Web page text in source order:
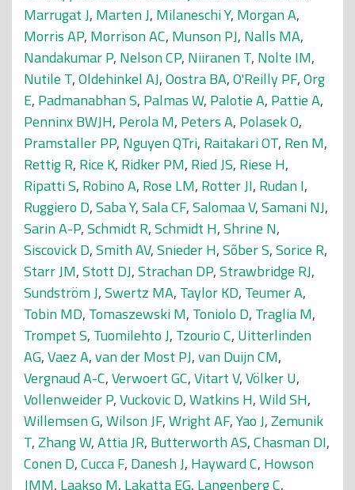
Marrugat J, Marten J, Milaneschi Y, Morgan A,
Morris AP, Morrison AC, Munson PJ, Nalls MA,
Nandakumar P, Nelson CP, Niiranen T, Nolte IM,
Nutile T,Oldehinkel AJ,Oostra BA,O'Reilly PF,Org
E, Padmanabhan S, Palmas W, Palotie A, Pattie A,
Penninx BWJH, Perola M, Peters A, Polasek O,
Pramstaller PP, Nguyen QTri, Raitakari OT, Ren M,
Rettig R, Rice K, Ridker PM, Ried JS, Riese H,
Ripatti S, Robino A, Rose LM, Rotter JI, Rudan I,
Ruggiero D,Saba Y,Sala CF,Salomaa V,Samani NJ,
Sarin A-P,Schmidt R,Schmidt H,Shrine N,
Siscovick D,Smith AV,Snieder H,Sõber S,Sorice R,
Starr JM,Stott DJ,Strachan DP,Strawbridge RJ,
Sundström J,Swertz MA, Taylor KD, Teumer A,
Tobin MD, Tomaszewski M, Toniolo D, Traglia M,
Trompet S, Tuomilehto J, Tzourio C, Uitterlinden
AG,Vaez A,van der Most PJ,van Duijn CM,
Vergnaud A-C,Verwoert GC,Vitart V,Völker U,
Vollenweider P,Vuckovic D,Watkins H,Wild SH,
Willemsen G,Wilson JF,Wright AF,Yao J,Zemunik
T,Zhang W,Attia JR, Butterworth AS,Chasman DI,
Conen D,Cucca F, Danesh J, Hayward C, Howson
JMM, Laakso M, Lakatta EG, Langenberg C,